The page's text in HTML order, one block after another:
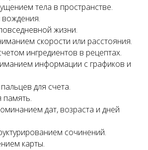
тела в пространстве.
жизни.
скорости или расстояния.
ингредиентов в рецептах.
информации с графиков и
для счета.
память.
дат, возраста и дней
сочинений.
карты.